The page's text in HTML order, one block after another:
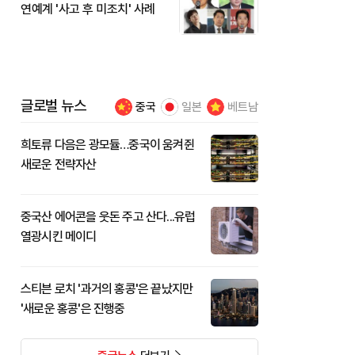
연예계 '사고 후 미조치' 사례
글로벌 뉴스 중국 일본 베트남
희토류 다음은 광모듈…중국이 움켜쥔
새로운 전략자산
중국산 에어콘을 웃돈 주고 산다...유럽
열광시킨 메이디
스티븐 로치 '과거의 홍콩'은 끝났지만
'새로운 홍콩'은 진행중